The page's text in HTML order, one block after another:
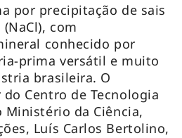
por precipitação de sais
com
conhecido por
prima versátil e muito
brasileira. O
Centro de Tecnologia
Ministério da Ciência,
Luís Carlos Bertolino,